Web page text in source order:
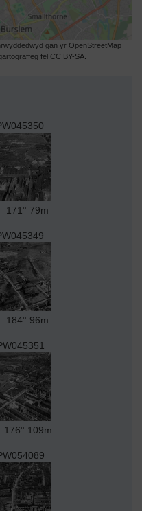
gan yr OpenStreetMap
fel CC BY-SA.
171° 79m
184° 96m
176° 109m